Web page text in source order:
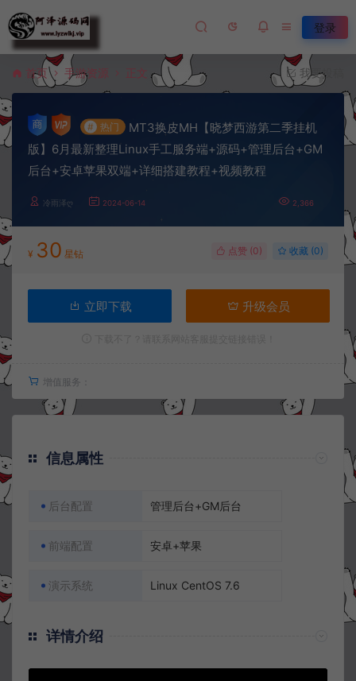
登录
首页 手游资源 正文 我要投稿
# 热门
MT3换皮MH【晓梦西游第二季挂机
版】6月最新整理Linux手工服务端+源码+管理后台+GM
后台+安卓苹果双端+详细搭建教程+视频教程
冷雨泽ღ 2024-06-14 2,366
¥ 30 星钻 点赞 (0) 收藏 (0)
立即下载 升级会员
增值服务：
信息属性
后台配置 管理后台+GM后台
前端配置 安卓+苹果
演示系统 Linux CentOS 7.6
详情介绍